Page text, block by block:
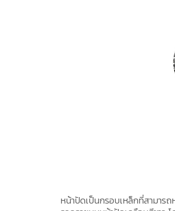
หน้าปัดเป็นกรอบเหล็กที่สามาร